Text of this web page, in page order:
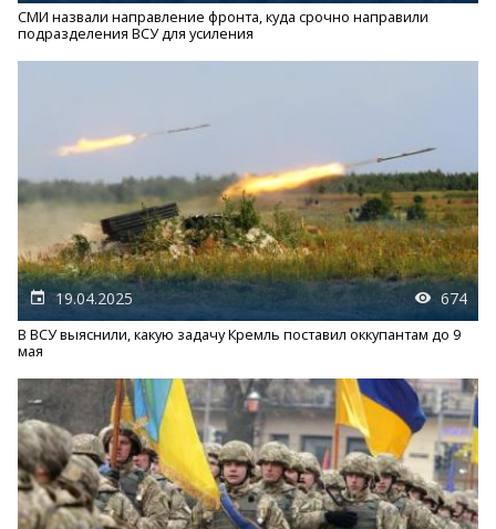
СМИ назвали направление фронта, куда срочно направили
подразделения ВСУ для усиления
19.04.2025 674
В ВСУ выяснили, какую задачу Кремль поставил оккупантам до 9
мая